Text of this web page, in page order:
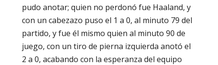
pudo anotar; quien no perdonó fue Haaland, y
con un cabezazo puso el 1 a 0, al minuto 79 del
partido, y fue él mismo quien al minuto 90 de
juego, con un tiro de pierna izquierda anotó el
2 a 0, acabando con la esperanza del equipo